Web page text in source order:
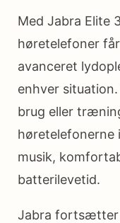
Med Jabra Elite
høretelefoner
avanceret
enhver
brug eller
høretelefonerne
musik,
batterilevetid.
Jabra fortsætter